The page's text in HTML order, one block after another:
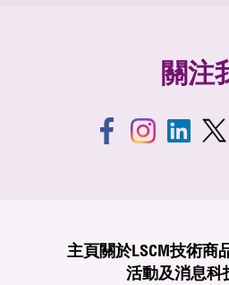
關注
主頁 關於LSCM技術商
活動及消息科